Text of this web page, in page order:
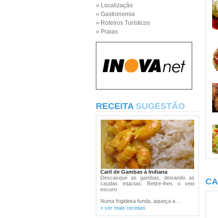
» Localização
» Gastronomia
» Roteiros Turísticos
» Praias
RECEITA SUGESTÃO
Caril de Gambas à Indiana
Descasque as gambas, deixando as
caudas intactas. Retire-lhes o veio
escuro.
Numa frigideira funda, aqueça a ...
» ver mais receitas